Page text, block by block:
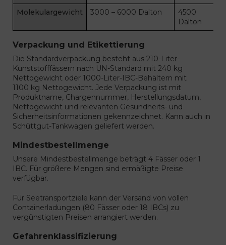
Molekulargewicht 3000 – 6000 Dalton
4500
Dalton
Verpackung und Etikettierung
Die Standardverpackung besteht aus 210-Liter-
Kunststofffässern nach UN-Standard mit 240 kg
Nettogewicht oder 1000-Liter-IBC-Behältern mit
1100 kg Nettogewicht. Jede Verpackung ist mit
Produktname, Chargennummer, Herstellungsdatum,
Nettogewicht und relevanten Gesundheits- und
Sicherheitsinformationen gekennzeichnet. Kann auch in
Schüttgut-Tankwagen geliefert werden.
Mindestbestellmenge
Unsere Mindestbestellmenge beträgt 4 Fässer oder 1
IBC. Für größere Mengen sind ermäßigte Preise
verfügbar.
Für Seetransportziele kann der Versand von vollen
Containerladungen (80 Fässer oder 18 IBCs) zu
vergünstigten Preisen arrangiert werden.
Gefahrenklassifizierung